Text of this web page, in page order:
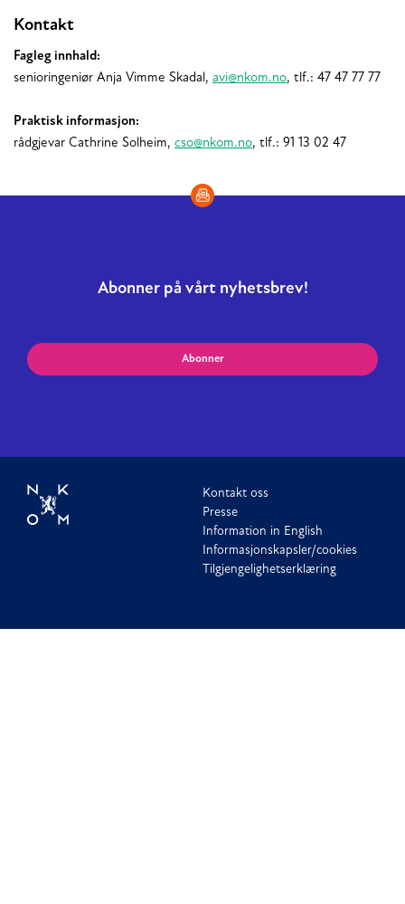
Kontakt
Fagleg innhald:
senioringeniør Anja Vimme Skadal, avi@nkom.no, tlf.: 47 47 77 77
Praktisk informasjon:
rådgjevar Cathrine Solheim, cso@nkom.no, tlf.: 91 13 02 47
Abonner på vårt nyhetsbrev!
Abonner
Kontakt oss
Presse
Information in English
Informasjonskapsler/cookies
Tilgjengelighetserklæring